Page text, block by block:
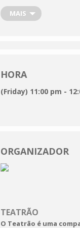
território de
diferentes papéis
Psicotronics
Música na
MAIS
HORA
(Friday) 11:00 pm -
ORGANIZADOR
TEATRÃO
O Teatrão é uma